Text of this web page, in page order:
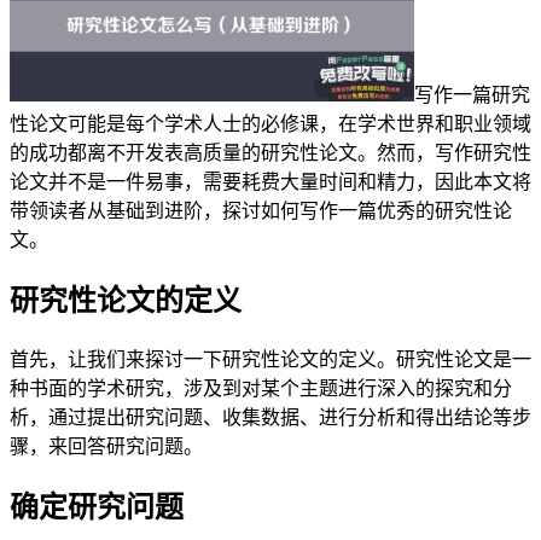
写作一篇研究
性论文可能是每个学术人士的必修课，在学术世界和职业领域
的成功都离不开发表高质量的研究性论文。然而，写作研究性
论文并不是一件易事，需要耗费大量时间和精力，因此本文将
带领读者从基础到进阶，探讨如何写作一篇优秀的研究性论
文。
研究性论文的定义
首先，让我们来探讨一下研究性论文的定义。研究性论文是一
种书面的学术研究，涉及到对某个主题进行深入的探究和分
析，通过提出研究问题、收集数据、进行分析和得出结论等步
骤，来回答研究问题。
确定研究问题